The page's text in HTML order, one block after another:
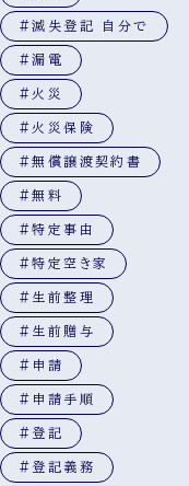
#滅失登記 自分で
#漏電
#火災
#火災保険
#無償譲渡契約書
#無料
#特定事由
#特定空き家
#生前整理
#生前贈与
#申請
#申請手順
#登記
#登記義務